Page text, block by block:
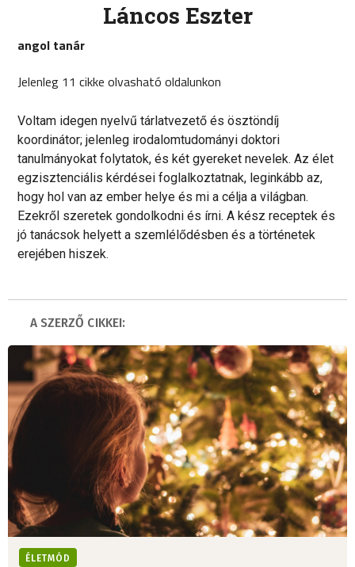
Láncos Eszter
angol tanár
Jelenleg 11 cikke olvasható oldalunkon
Voltam idegen nyelvű tárlatvezető és ösztöndíj
koordinátor; jelenleg irodalomtudományi doktori
tanulmányokat folytatok, és két gyereket nevelek. Az élet
egzisztenciális kérdései foglalkoztatnak, leginkább az,
hogy hol van az ember helye és mi a célja a világban.
Ezekről szeretek gondolkodni és írni. A kész receptek és
jó tanácsok helyett a szemlélődésben és a történetek
erejében hiszek.
A SZERZŐ CIKKEI:
ÉLETMÓD